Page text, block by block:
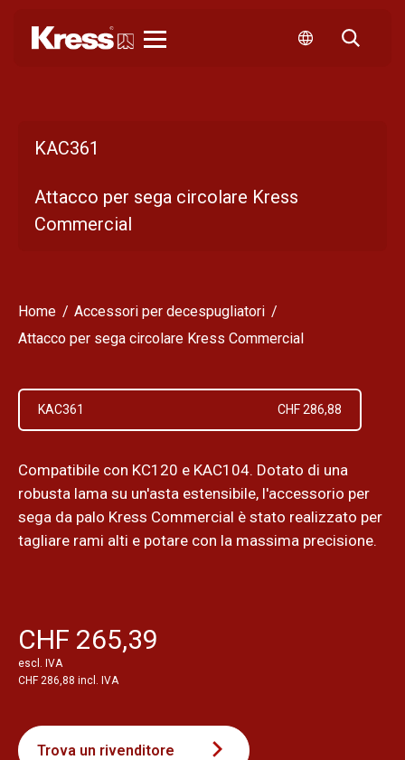
KAC361
Attacco per sega circolare Kress
Commercial
Home
Accessori per decespugliatori
Attacco per sega circolare Kress Commercial
KAC361 CHF 286,88
Compatibile con KC120 e KAC104. Dotato di una
robusta lama su un'asta estensibile, l'accessorio per
sega da palo Kress Commercial è stato realizzato per
tagliare rami alti e potare con la massima precisione.
CHF 265,39
escl. IVA
CHF 286,88 incl. IVA
Trova un rivenditore